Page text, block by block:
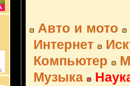
Авто и мото
Интернет
Компьютер
Музыка